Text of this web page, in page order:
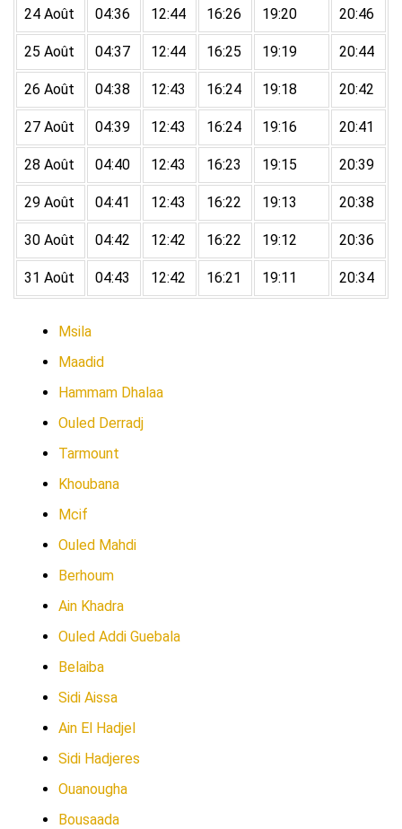
24 Août 04:36 12:44 16:26 19:20 20:46
25 Août 04:37 12:44 16:25 19:19 20:44
26 Août 04:38 12:43 16:24 19:18 20:42
27 Août 04:39 12:43 16:24 19:16 20:41
28 Août 04:40 12:43 16:23 19:15 20:39
29 Août 04:41 12:43 16:22 19:13 20:38
30 Août 04:42 12:42 16:22 19:12 20:36
31 Août 04:43 12:42 16:21 19:11 20:34
Msila
Maadid
Hammam Dhalaa
Ouled Derradj
Tarmount
Khoubana
Mcif
Ouled Mahdi
Berhoum
Ain Khadra
Ouled Addi Guebala
Belaiba
Sidi Aissa
Ain El Hadjel
Sidi Hadjeres
Ouanougha
Bousaada